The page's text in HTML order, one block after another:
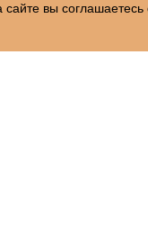
сайте вы соглашаетесь